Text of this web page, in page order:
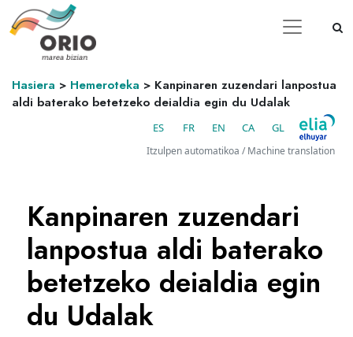
Hasiera > Hemeroteka > Kanpinaren zuzendari lanpostua
aldi baterako betetzeko deialdia egin du Udalak
ES FR EN CA GL
Itzulpen automatikoa / Machine translation
Kanpinaren zuzendari
lanpostua aldi baterako
betetzeko deialdia egin
du Udalak